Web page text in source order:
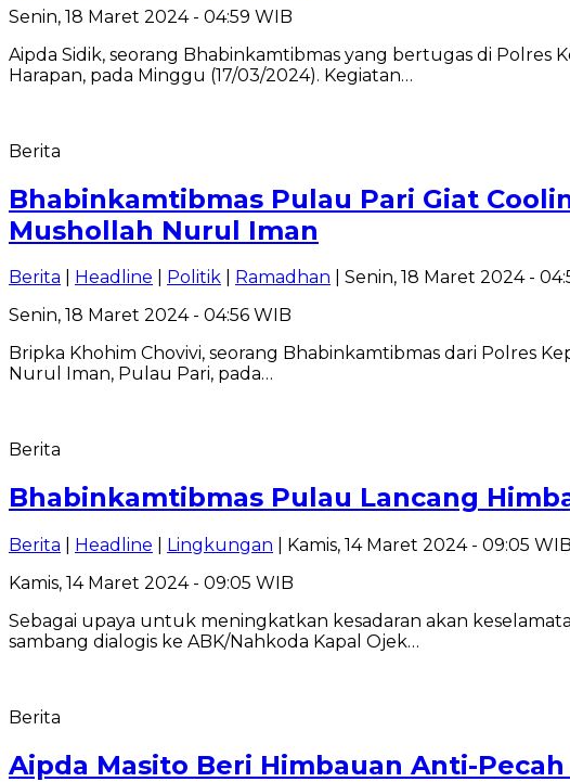
Senin, 18 Maret 2024 - 04:59 WIB
Aipda Sidik, seorang Bhabinkamtibmas yang bertugas di Polres
Harapan, pada Minggu (17/03/2024). Kegiatan…
Berita
Bhabinkamtibmas Pulau Pari Giat
Mushollah Nurul Iman
Berita Headline Politik Ramadhan | Senin, 18 Maret 2024 -
Senin, 18 Maret 2024 - 04:56 WIB
Bripka Khohim Chovivi, seorang Bhabinkamtibmas dari Polres
Nurul Iman, Pulau Pari, pada…
Berita
Bhabinkamtibmas Pulau Lancang
Berita Headline Lingkungan | Kamis, 14 Maret 2024 - 09:05 WIB
Kamis, 14 Maret 2024 - 09:05 WIB
Sebagai upaya untuk meningkatkan kesadaran akan
sambang dialogis ke ABK/Nahkoda Kapal Ojek…
Berita
Aipda Masito Beri Himbauan Anti-